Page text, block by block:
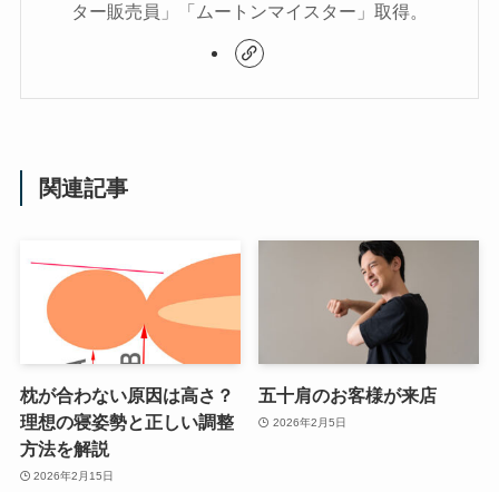
ター販売員」「ムートンマイスター」取得。
関連記事
枕が合わない原因は高さ？
理想の寝姿勢と正しい調整
方法を解説
2026年2月15日
五十肩のお客様が来店
2026年2月5日